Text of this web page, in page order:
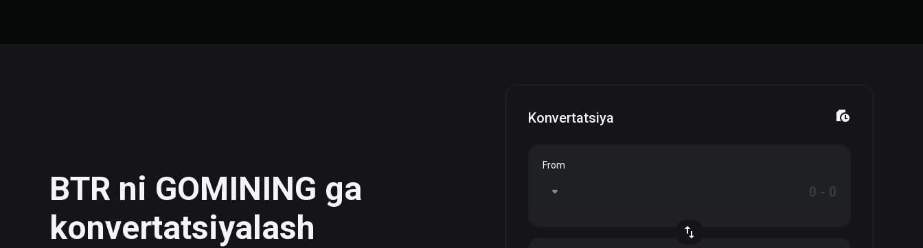
BTR ni GOMINING ga
konvertatsiyalash
Konvertatsiya
From